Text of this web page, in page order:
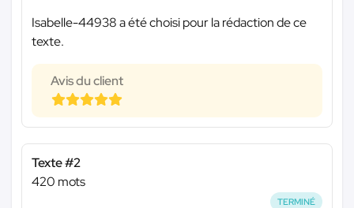
Isabelle-44938 a été choisi pour la rédaction de ce
texte.
Avis du client
Texte #2
420 mots
TERMINÉ